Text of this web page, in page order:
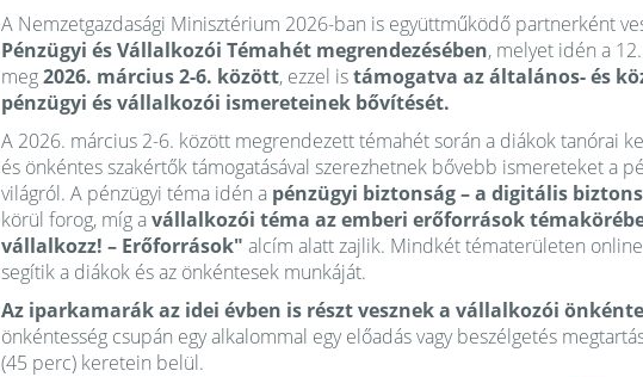
A Nemzetgazdasági Minisztérium 2026-ban is együttműködő partnerként
Pénzügyi és Vállalkozói Témahét megrendezésében, melyet idén a
meg2026. március 2-6. között, ezzel istámogatva az általános- és
pénzügyi és vállalkozói ismereteinek bővítését.
A 2026. március 2-6. között megrendezett témahét során a diákok tanórai
és önkéntes szakértők támogatásával szerezhetnek bővebb ismereteket a
világról. A pénzügyi téma idén a pénzügyi biztonság – a digitális
körül forog, míg avállalkozói téma az emberi erőforrások
vállalkozz! – Erőforrások" alcím alatt zajlik. Mindkét tématerületen
segítik a diákok és az önkéntesek munkáját.
Az iparkamarák az idei évben is részt vesznek a vállalkozói
önkéntesség csupán egy alkalommal egy előadás vagy beszélgetés
(45 perc) keretein belül.